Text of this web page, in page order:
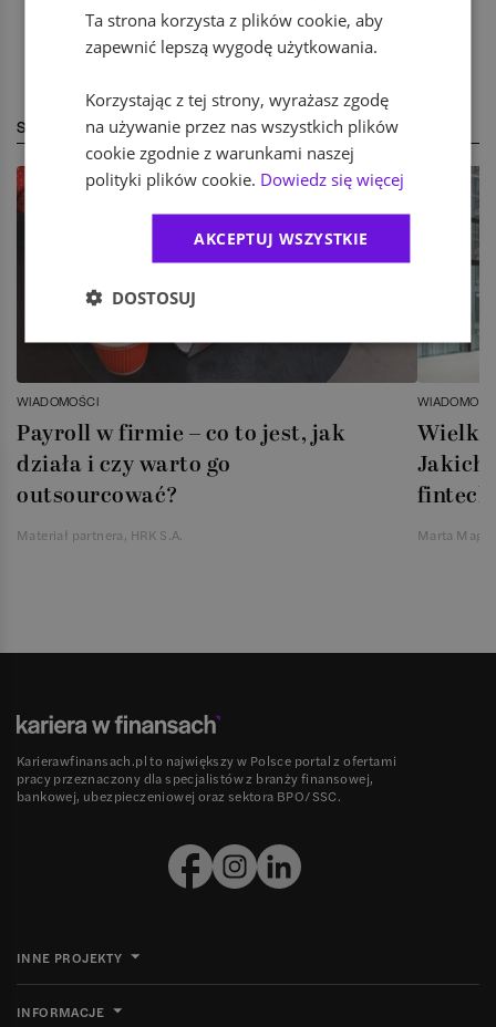
STREFA EKSPERTA
WIADOMOŚCI
Payroll w firmie – co to jest, jak
działa i czy warto go
outsourcować?
Materiał partnera, HRK S.A.
Jakich
Marta
Karierawfinansach.pl to największy w Polsce portal z ofertami
pracy przeznaczony dla specjalistów z branży finansowej,
bankowej, ubezpieczeniowej oraz sektora BPO/SSC.
INNE PROJEKTY
INFORMACJE
Ta strona korzysta z plików cookie, aby
zapewnić lepszą wygodę użytkowania.
Korzystając z tej strony, wyrażasz zgodę
na używanie przez nas wszystkich plików
cookie zgodnie z warunkami naszej
polityki plików cookie. Dowiedz się więcej
AKCEPTUJ WSZYSTKIE
DOSTOSUJ